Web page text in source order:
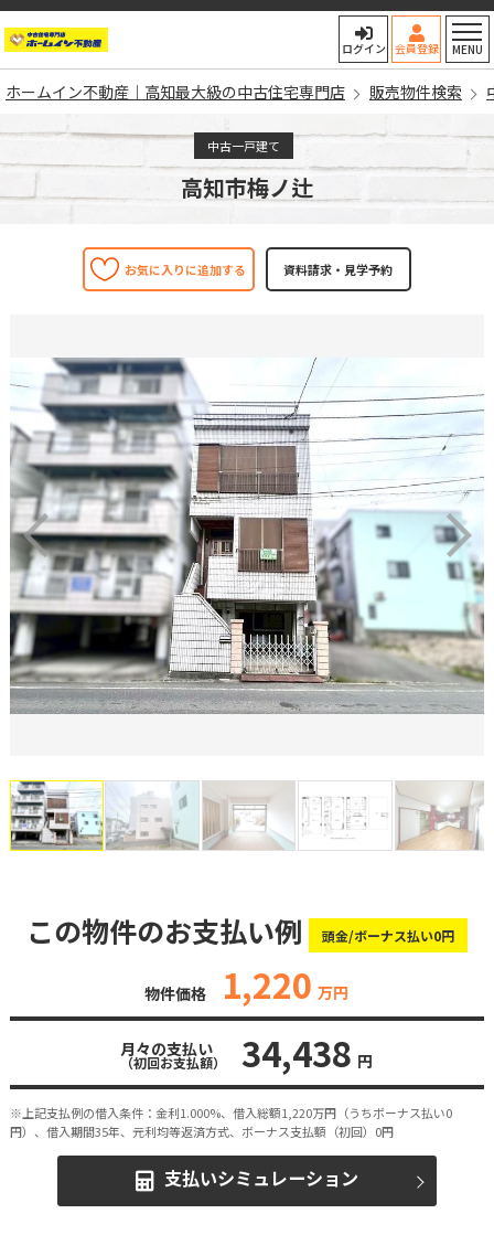
ホームイン不動産｜高知最大
ログイン 会員登録 MENU
ホームイン不動産｜高知最大級の中古住宅専門店 販売物件検索
中古一戸建て
高知市梅ノ辻
お気に入りに追加する
この物件のお支払い例 頭金/ボーナス払い0円
物件価格 1,220 万円
月々の支払い
（初回お支払額） 34,438 円
※上記支払例の借入条件：金利1.000%、借入総額1,220万円（うちボーナス払い0
円）、借入期間35年、元利均等返済方式、ボーナス支払額（初回）0円
支払いシミュレーション